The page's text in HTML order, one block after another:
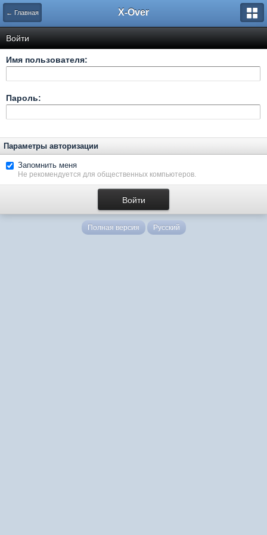
← Главная X-Over
Войти
Имя пользователя:
Пароль:
Параметры авторизации
Запомнить меня
Не рекомендуется для общественных компьютеров.
Полная версия Русский